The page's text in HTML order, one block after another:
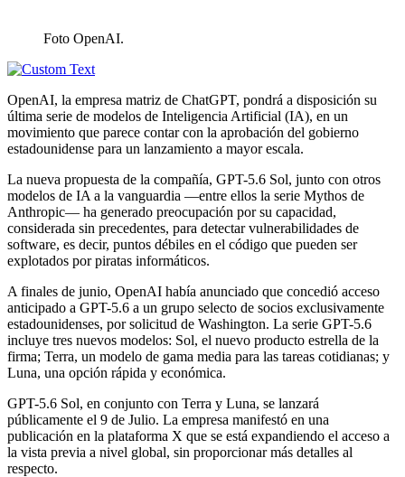
Foto OpenAI.
OpenAI, la empresa matriz de ChatGPT, pondrá a disposición su
última serie de modelos de Inteligencia Artificial (IA), en un
movimiento que parece contar con la aprobación del gobierno
estadounidense para un lanzamiento a mayor escala.
La nueva propuesta de la compañía, GPT-5.6 Sol, junto con otros
modelos de IA a la vanguardia —entre ellos la serie Mythos de
Anthropic— ha generado preocupación por su capacidad,
considerada sin precedentes, para detectar vulnerabilidades de
software, es decir, puntos débiles en el código que pueden ser
explotados por piratas informáticos.
A finales de junio, OpenAI había anunciado que concedió acceso
anticipado a GPT-5.6 a un grupo selecto de socios exclusivamente
estadounidenses, por solicitud de Washington. La serie GPT-5.6
incluye tres nuevos modelos: Sol, el nuevo producto estrella de la
firma; Terra, un modelo de gama media para las tareas cotidianas; y
Luna, una opción rápida y económica.
GPT-5.6 Sol, en conjunto con Terra y Luna, se lanzará
públicamente el 9 de Julio. La empresa manifestó en una
publicación en la plataforma X que se está expandiendo el acceso a
la vista previa a nivel global, sin proporcionar más detalles al
respecto.